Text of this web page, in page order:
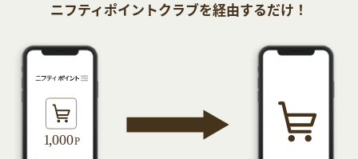
ニフティポイントクラブを経由するだけ！